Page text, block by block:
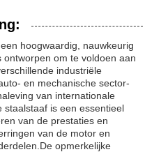
hoogwaardig, nauwkeurig
om te voldoen aan
industriële
en mechanische sector-
van internationale
staalstaaf is een essentieel
van de prestaties en
van de motor en
opmerkelijke